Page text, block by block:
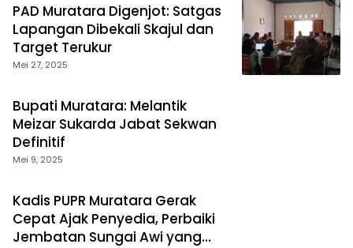
PAD Muratara Digenjot: Satgas
Lapangan Dibekali Skajul dan
Target Terukur
Mei 27, 2025
Bupati Muratara: Melantik
Meizar Sukarda Jabat Sekwan
Definitif
Mei 9, 2025
Kadis PUPR Muratara Gerak
Cepat Ajak Penyedia, Perbaiki
Jembatan Sungai Awi yang